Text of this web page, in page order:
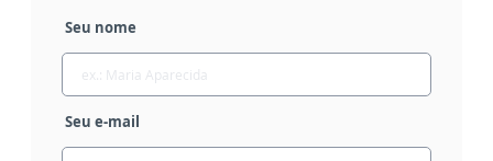
Seu nome
Seu e-mail